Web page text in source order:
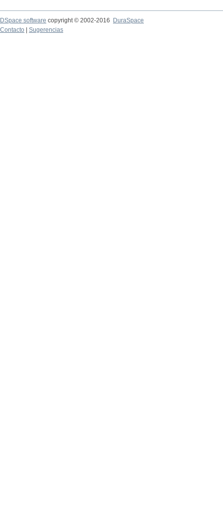
DSpace software copyright © 2002-2016
DuraSpace
Contacto
Sugerencias